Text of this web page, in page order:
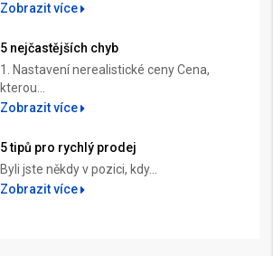
Zobrazit více
5 nejčastějších chyb
1. Nastavení nerealistické ceny Cena,
kterou...
Zobrazit více
5 tipů pro rychlý prodej
Byli jste někdy v pozici, kdy...
Zobrazit více